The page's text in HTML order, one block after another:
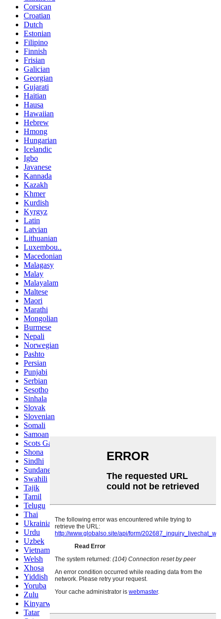
Corsican
Croatian
Dutch
Estonian
Filipino
Finnish
Frisian
Galician
Georgian
Gujarati
Haitian
Hausa
Hawaiian
Hebrew
Hmong
Hungarian
Icelandic
Igbo
Javanese
Kannada
Kazakh
Khmer
Kurdish
Kyrgyz
Latin
Latvian
Lithuanian
Luxembou..
Macedonian
Malagasy
Malay
Malayalam
Maltese
Maori
Marathi
Mongolian
Burmese
Nepali
Norwegian
Pashto
Persian
Punjabi
Serbian
Sesotho
Sinhala
Slovak
Slovenian
Somali
Samoan
Scots Gaelic
Shona
Sindhi
Sundanese
Swahili
Tajik
Tamil
Telugu
Thai
Ukrainian
Urdu
Uzbek
Vietnamese
Welsh
Xhosa
Yiddish
Yoruba
Zulu
Kinyarwanda
Tatar